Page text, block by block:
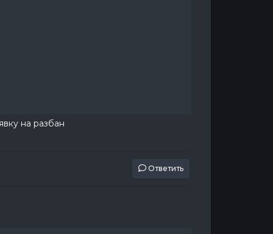
на разбан
Ответить